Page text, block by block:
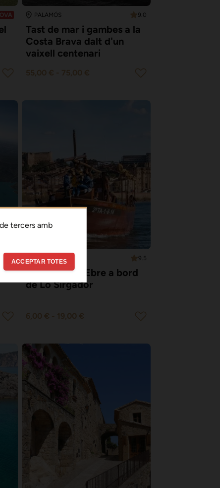
PALAMÓS 9.0
Tast de mar i gambes a la
Costa Brava dalt d'un
vaixell centenari
9.9 TORTOSA 9.5
Vermut per l'Ebre a bord
de Lo Sirgador
tercers amb
ACCEPTAR TOTES